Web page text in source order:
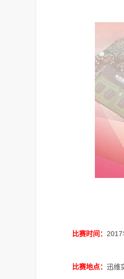
比赛时间：
比赛地点： 迅维